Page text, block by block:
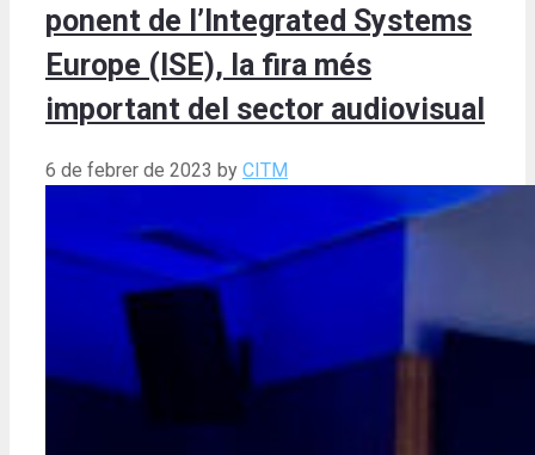
ponent de l’Integrated Systems
Europe (ISE), la fira més
important del sector audiovisual
6 de febrer de 2023 by CITM